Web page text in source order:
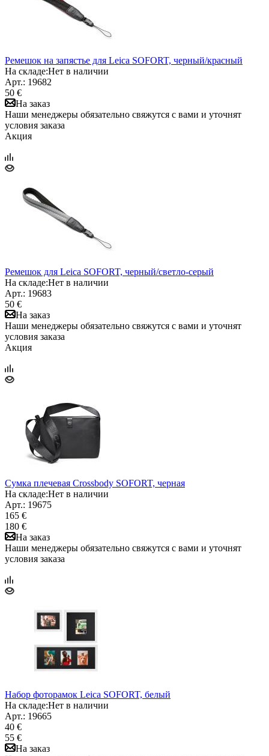
Ремешок на запястье для Leica SOFORT, черный/красный
На складе:Нет в наличии
Арт.: 19682
50 €
На заказ
Наши менеджеры обязательно свяжутся с вами и уточнят
условия заказа
Акция
Ремешок для Leica SOFORT, черный/светло-серый
На складе:Нет в наличии
Арт.: 19683
50 €
На заказ
Наши менеджеры обязательно свяжутся с вами и уточнят
условия заказа
Акция
Сумка плечевая Crossbody SOFORT, черная
На складе:Нет в наличии
Арт.: 19675
165 €
180 €
На заказ
Наши менеджеры обязательно свяжутся с вами и уточнят
условия заказа
Набор фоторамок Leica SOFORT, белый
На складе:Нет в наличии
Арт.: 19665
40 €
55 €
На заказ